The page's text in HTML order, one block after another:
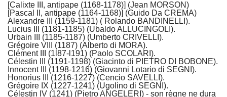
[Calixte III, antipape (1168-1178)] (Jean MORSON)
[Pascal II, antipape (1164-1168)] (Guido Da CREMA)
Alexandre III (1159-1181) ( Rolando BANDINELLI).
Lucius III (1181-1185) (Ubaldo ALLUCINGOLI).
Urbain III (1185-1187) (Umberto CRIVELLI).
Grégoire VIII (1187) (Alberto di MORA).
Clément III (1l87-l191) (Paolo SCOLARI).
Célestin III (1191-1198) (Giacinto di PIETRO DI BOBONE).
Innocent III (1198-1216) (Giovanni Lotario di SEGNI).
Honorius III (1216-1227) (Cencio SAVELLI).
Grégoire IX (1227-1241) (Ugolino di SEGNI).
Célestin IV (1241) (Pietro ANGELERI) - son règne ne dura